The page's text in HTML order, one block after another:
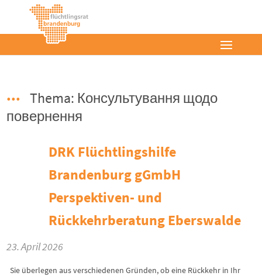
Thema: Консультування щодо
повернення
DRK Flüchtlingshilfe
Brandenburg gGmbH
Perspektiven- und
Rückkehrberatung Eberswalde
23. April 2026
Sie überlegen aus verschiedenen Gründen, ob eine Rückkehr in Ihr